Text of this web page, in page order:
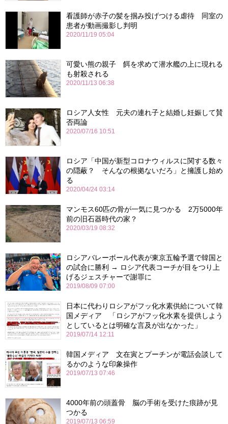
看護師が赤子の髪を掴み投げつける虐待 同室の
患者が動画撮影し判明
2020/11/19 05:04
可愛い熊の親子 餌を求めて潜水艦の上に現れる
も射殺される
2020/11/13 06:38
ロシア人女性 元夫の連れ子と結婚し妊娠して賛
否両論
2020/07/16 10:51
ロシア「中国が新型コロナウィルスに関する数々
の隠蔽？ そんなの根拠ないだろ」と擁護し始め
る
2020/04/24 03:14
マンモス60匹の骨が一気に見つかる 2万5000年
前の旧石器時代の家？
2020/03/19 08:32
ロシアバレーボール代表が東京五輪予選で韓国と
の試合に勝利 → ロシア代表コーチが目をつり上
げるジェスチャーで謝罪に
2019/08/09 07:00
日本に代わりロシアがフッ化水素供給について韓
国メディア 「ロシアがフッ化水素を提供しよう
としているとは明確な言及が出なかった」
2019/07/14 12:11
韓国メディア 文在寅とプーチンが電話会談して
るかのような印象操作
2019/07/13 07:46
4000年前の頭蓋骨 脳の手術を受けた痕跡が見
つかる
2019/07/13 06:59